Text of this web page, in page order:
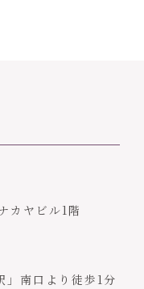
カヤビル1階
」南口より徒歩1分